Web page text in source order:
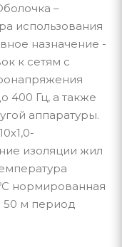
–
использования
назначение -
к сетям с
400 Гц, а также
аппаратуры.
изоляции жил
нормированная
50 м период